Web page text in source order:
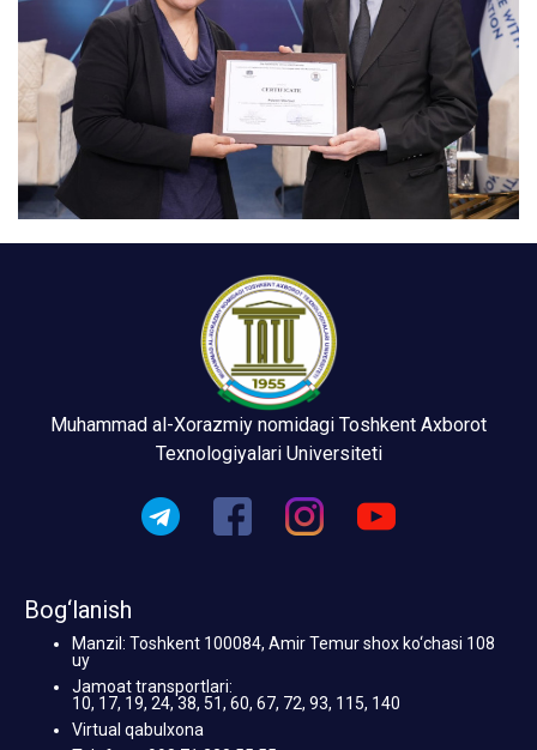
Muhammad al-Xorazmiy nomidagi Toshkent Axborot
Texnologiyalari Universiteti
Bog‘lanish
Manzil: Toshkent 100084, Amir Temur shox ko‘chasi 108
uy
Jamoat transportlari:
10, 17, 19, 24, 38, 51, 60, 67, 72, 93, 115, 140
Virtual qabulxona